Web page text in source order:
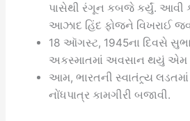
પાસેથી રંગૂન કબજે કર્યું. આવી
આઝાદ હિંદ ફોજને વિખરાઈ
18 ઑગસ્ટ, 1945ના દિવસે
અકસ્માતમાં અવસાન થયું એમ
આમ, ભારતની સ્વાતંત્ર્ય
નોંધપાત્ર કામગીરી બજાવી.